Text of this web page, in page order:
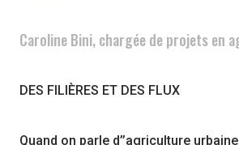
Caroline Bini, chargée de projets en
DES FILIÈRES ET DES FLUX
Quand on parle d’’agriculture